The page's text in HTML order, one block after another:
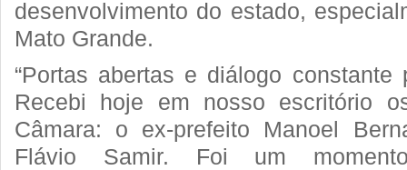
desenvolvimento do estado,
Mato Grande.
“Portas abertas e diálogo constante
Recebi hoje em nosso escritório
Câmara: o ex-prefeito Manoel
Flávio Samir. Foi um